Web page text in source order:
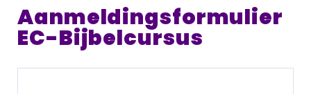
Aanmeldingsformulier
EC-Bijbelcursus